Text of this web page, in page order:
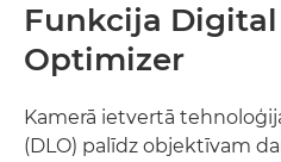
Funkcija Digital
Optimizer
Kamerā ietvertā
(DLO) palīdz objektīvam